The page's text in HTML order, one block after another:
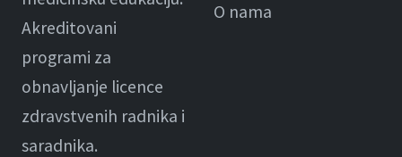
Akreditovani
programi za
obnavljanje licence
zdravstvenih radnika i
saradnika.
O nama